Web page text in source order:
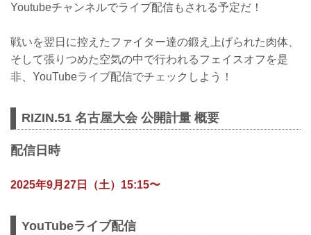
Youtubeチャンネルでライブ配信もされる予定だ！
戦いを翌日に控えたファイター達の鍛え上げられた肉体、
そして張りつめた空気の中で行われるフェイスオフを是
非、YouTubeライブ配信でチェックしよう！
RIZIN.51 名古屋大会 公開計量 概要
配信日時
2025年9月27日（土）15:15〜
YouTubeライブ配信